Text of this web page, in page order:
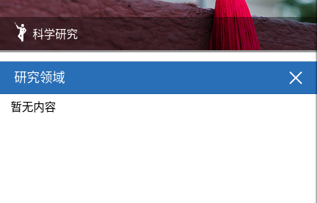
科学研究
研究领域
暂无内容